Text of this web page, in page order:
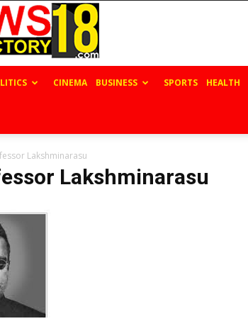
News
Factory
18
CINEMA BUSINESS SPORTS HEALTH
Lakshminarasu
Lakshminarasu